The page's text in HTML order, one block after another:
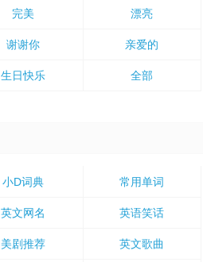
完美 漂亮
谢谢你 亲爱的
生日快乐 全部
小D词典 常用单词
英文网名 英语笑话
美剧推荐 英文歌曲